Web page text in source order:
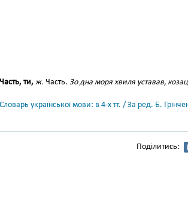
Часть, ти, ж. Часть. Зо дна моря хвиля уставав,
Словарь української мови: в 4-х тт. / За ред. Б.
Поділитись: